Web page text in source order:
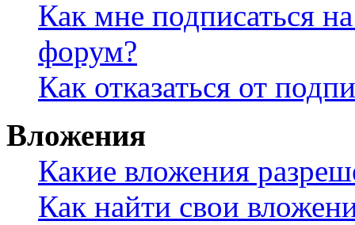
Как мне подписаться
форум?
Как отказаться от
Вложения
Какие вложения
Как найти свои